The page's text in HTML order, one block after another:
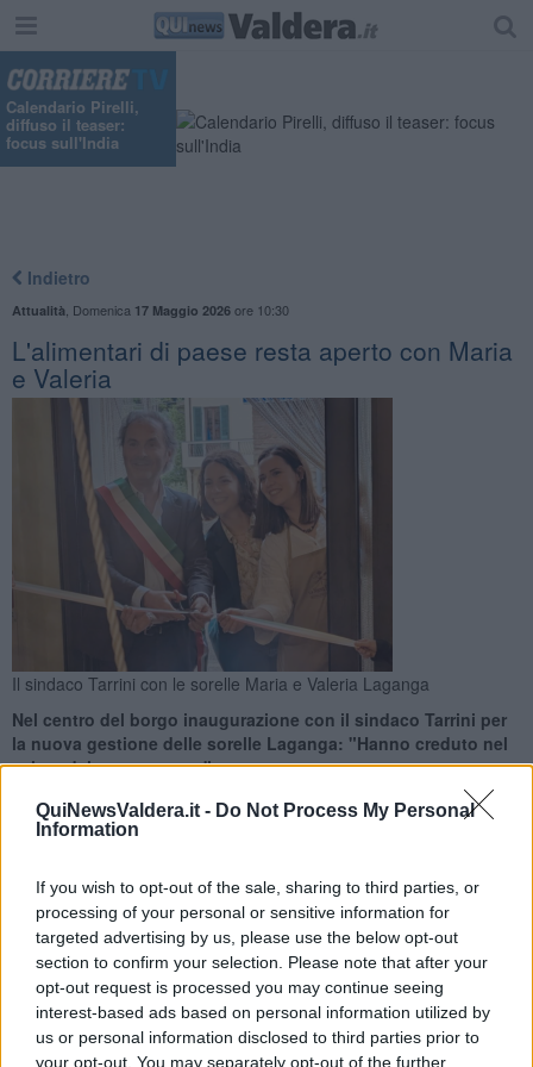
QuiNewsValdera.it - Do Not Process My Personal
Information
If you wish to opt-out of the sale, sharing to third parties, or
processing of your personal or sensitive information for
targeted advertising by us, please use the below opt-out
section to confirm your selection. Please note that after your
opt-out request is processed you may continue seeing
interest-based ads based on personal information utilized by
us or personal information disclosed to third parties prior to
your opt-out. You may separately opt-out of the further
Calendario Pirelli,
diffuso il teaser:
focus sull'India
Indietro
Attualità Domenica 17 Maggio 2026ore 10:30
L'alimentari di paese resta aperto con Maria
e Valeria
Il sindaco Tarrini con le sorelle Maria e Valeria Laganga
Nel centro del borgo inaugurazione con il sindaco Tarrini per
la nuova gestione delle sorelle Laganga: "Hanno creduto nel
valore del nostro paese"
CHIANNI —"Grazie a Dio c’è ancora chi crede nel nostro futuro e
non è poco". Con queste parole il sindacoGiacomo Tarrini
salutato la inaugurazione dellanuova gestione dello storico
negozio di alimentarinel centro di Chianni, che dal dopoguerra a
oggi è passato di mano in mano per generazioni.
E che, da pochi giorni, è stato "riaperto" dalle sorelleMaria e